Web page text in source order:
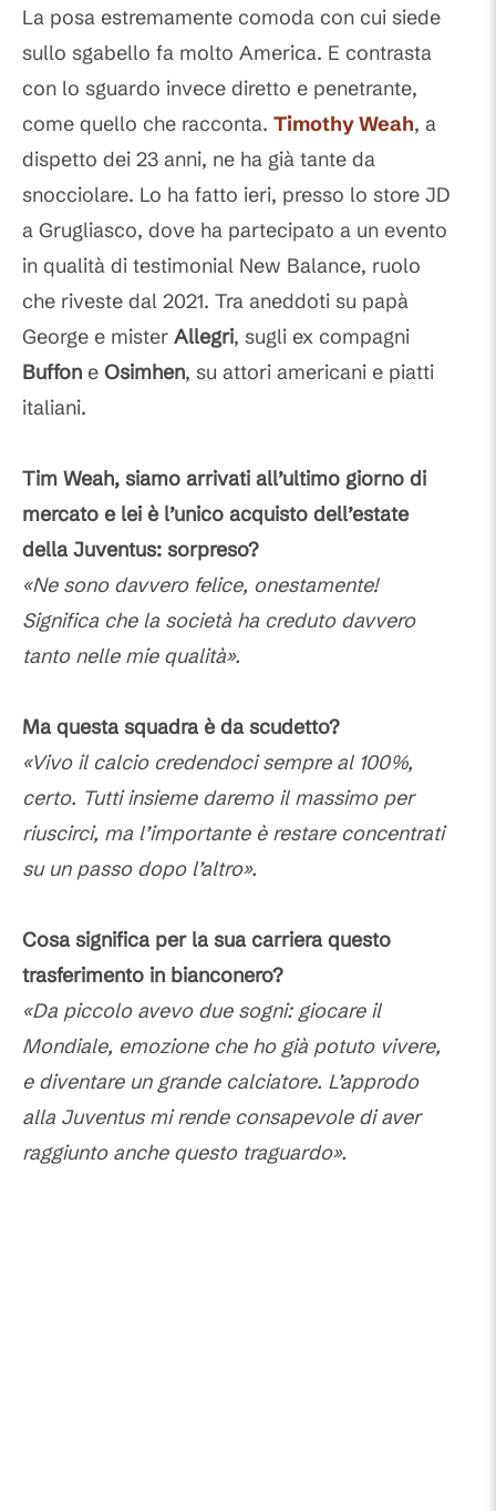
La posa estremamente comoda con cui siede
sullo sgabello fa molto America. E contrasta
con lo sguardo invece diretto e penetrante,
come quello che racconta. Timothy Weah, a
dispetto dei 23 anni, ne ha già tante da
snocciolare. Lo ha fatto ieri, presso lo store JD
a Grugliasco, dove ha partecipato a un evento
in qualità di testimonial New Balance, ruolo
che riveste dal 2021. Tra aneddoti su papà
George e mister Allegri, sugli ex compagni
Buffon e Osimhen, su attori americani e piatti
italiani.
Tim Weah, siamo arrivati all’ultimo giorno di
mercato e lei è l’unico acquisto dell’estate
della Juventus: sorpreso?
«Ne sono davvero felice, onestamente!
Significa che la società ha creduto davvero
tanto nelle mie qualità».
Ma questa squadra è da scudetto?
«Vivo il calcio credendoci sempre al 100%,
certo. Tutti insieme daremo il massimo per
riuscirci, ma l’importante è restare concentrati
su un passo dopo l’altro».
Cosa significa per la sua carriera questo
trasferimento in bianconero?
«Da piccolo avevo due sogni: giocare il
Mondiale, emozione che ho già potuto vivere,
e diventare un grande calciatore. L’approdo
alla Juventus mi rende consapevole di aver
raggiunto anche questo traguardo».